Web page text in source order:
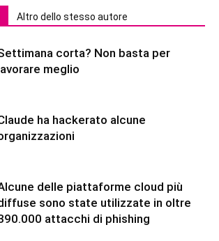
Altro dello stesso autore
corta? Non basta per
meglio
ha hackerato alcune
delle piattaforme cloud più
sono state utilizzate in oltre
attacchi di phishing